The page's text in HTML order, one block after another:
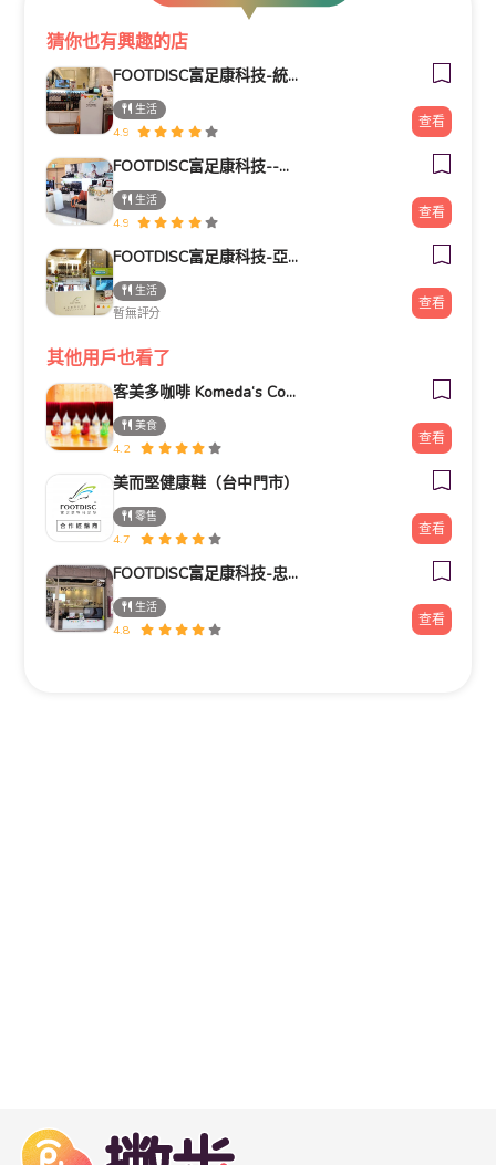
猜你也有興趣的店
FOOTDISC富足康科技-統一時代-台北店
生活
4.9
查看
FOOTDISC富足康科技--新北中和環球
生活
4.9
查看
FOOTDISC富足康科技-亞東醫院
生活
暫無評分
查看
其他用戶也看了
客美多咖啡 Komeda‘s Coffee - 台南小北店
美食
4.2
查看
美而堅健康鞋（台中門市）
零售
4.7
查看
FOOTDISC富足康科技-忠孝直營門市
生活
4.8
查看